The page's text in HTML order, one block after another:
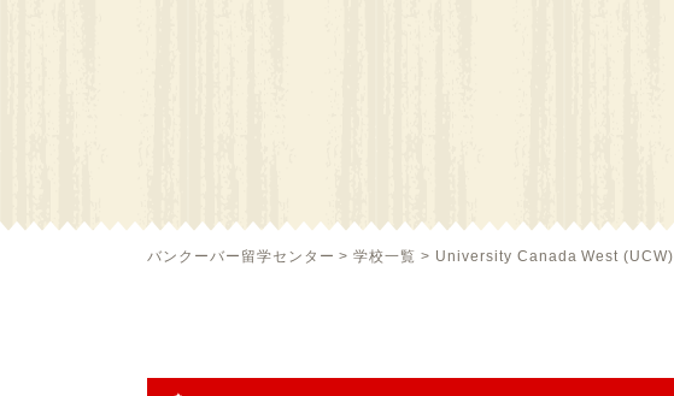
バンクーバー留学センター >学校一覧 > University Canada West (UCW)